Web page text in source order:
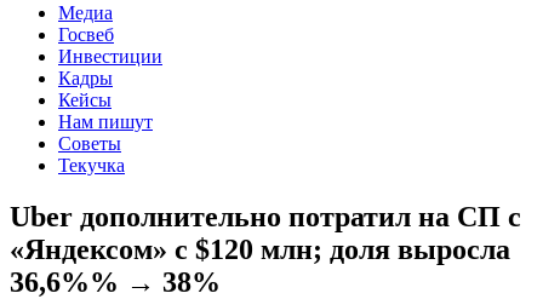
Медиа
Госвеб
Инвестиции
Кадры
Кейсы
Нам пишут
Советы
Текучка
Uber дополнительно потратил на СП с
«Яндексом» с $120 млн; доля выросла
36,6%% → 38%